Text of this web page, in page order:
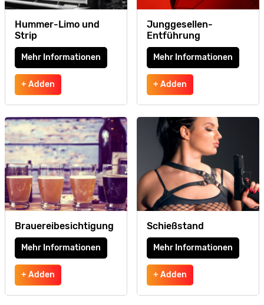
Hummer-Limo und
Strip
Mehr Informationen
+ Adden
Junggesellen-
Entführung
Mehr Informationen
+ Adden
Brauereibesichtigung
Mehr Informationen
+ Adden
Schießstand
Mehr Informationen
+ Adden